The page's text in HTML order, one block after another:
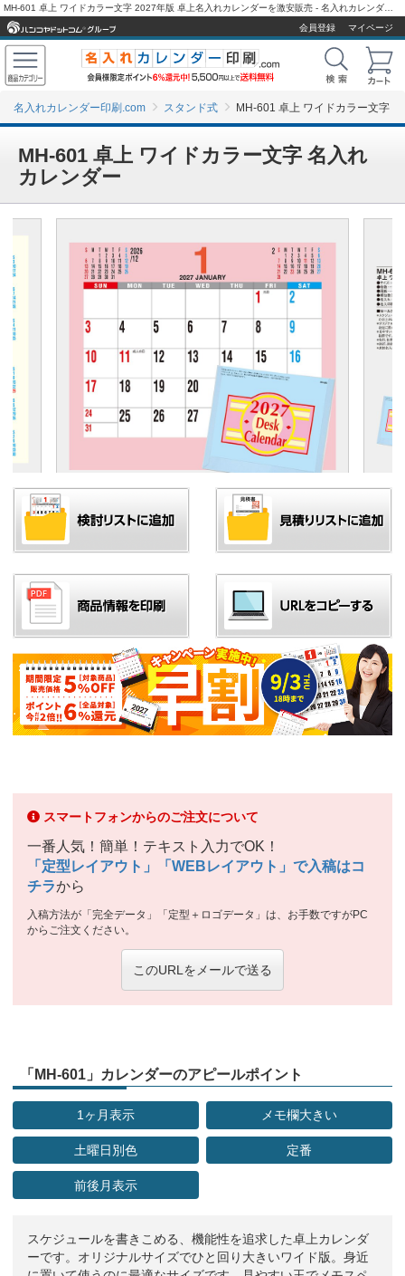
会員登録
マイページ
名入れカレンダー印刷.com スタンド式 MH-601 卓上 ワイドカラー文字
MH-601 卓上 ワイドカラー文字 名入れ
カレンダー
スマートフォンからのご注文について
一番人気！簡単！テキスト入力でOK！
「定型レイアウト」「WEBレイアウト」で入稿はコ
チラから
入稿方法が「完全データ」「定型＋ロゴデータ」は、お手数ですがPC
からご注文ください。
このURLをメールで送る
「MH-601」カレンダーのアピールポイント
1ヶ月表示 メモ欄大きい
土曜日別色 定番
前後月表示
スケジュールを書きこめる、機能性を追求した卓上カレンダ
ーです。オリジナルサイズでひと回り大きいワイド版。身近